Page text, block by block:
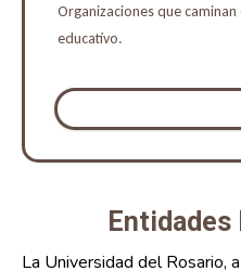
Organizaciones que
educativo.
Entidades
La Universidad del Rosario,